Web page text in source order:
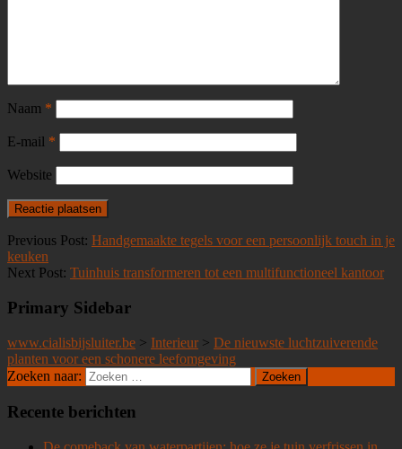
Naam *
E-mail *
Website
Previous Post: Handgemaakte tegels voor een persoonlijk touch in je
keuken
Next Post: Tuinhuis transformeren tot een multifunctioneel kantoor
Primary Sidebar
www.cialisbijsluiter.be > Interieur > De nieuwste luchtzuiverende
planten voor een schonere leefomgeving
Zoeken naar:
Recente berichten